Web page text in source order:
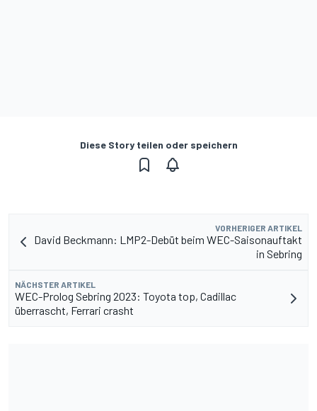
Diese Story teilen oder speichern
VORHERIGER ARTIKEL
David Beckmann: LMP2-Debüt beim WEC-Saisonauftakt
in Sebring
NÄCHSTER ARTIKEL
WEC-Prolog Sebring 2023: Toyota top, Cadillac
überrascht, Ferrari crasht